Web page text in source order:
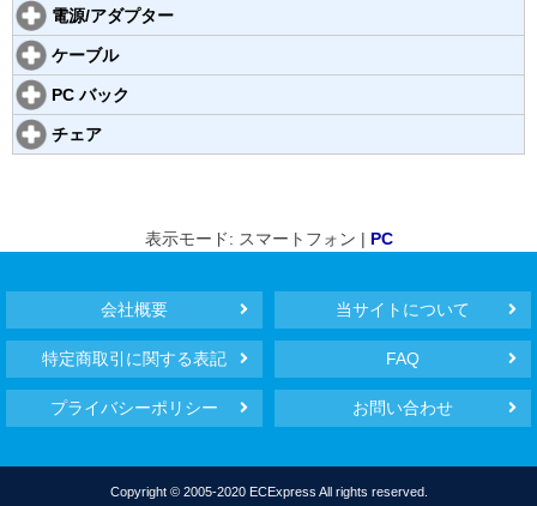
電源/アダプター
ケーブル
PC バック
チェア
表示モード: スマートフォン | PC
会社概要 当サイトについて
特定商取引に関する表記 FAQ
プライバシーポリシー お問い合わせ
Copyright © 2005-2020 ECExpress All rights reserved.